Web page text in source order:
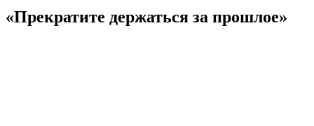
«Прекратите держаться за прошлое»